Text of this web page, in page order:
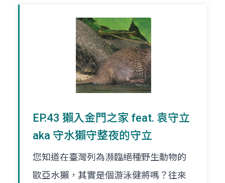
EP.43 獺入金門之家 feat. 袁守立
aka 守水獺守整夜的守立
您知道在臺灣列為瀕臨絕種野生動物的
歐亞水獺，其實是個游泳健將嗎？往來